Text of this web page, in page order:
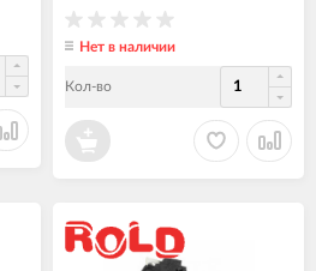
Нет в наличии
Кол-во